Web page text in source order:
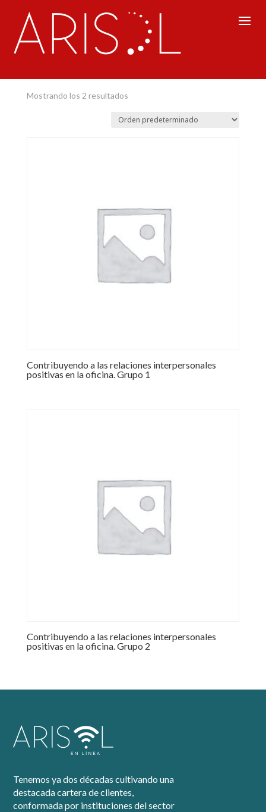
Inicio / Recursos Humanos
Mostrando los 2 resultados
Contribuyendo a las relaciones interpersonales
positivas en la oficina. Grupo 1
Contribuyendo a las relaciones interpersonales
positivas en la oficina. Grupo 2
Tenemos ya dos décadas cultivando una
destacada cartera de clientes,
conformada por instituciones del sector